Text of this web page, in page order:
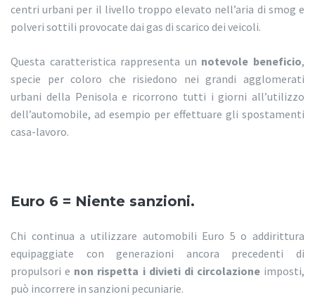
centri urbani per il livello troppo elevato nell’aria di smog e
polveri sottili provocate dai gas di scarico dei veicoli.
Questa caratteristica rappresenta un notevole beneficio,
specie per coloro che risiedono nei grandi agglomerati
urbani della Penisola e ricorrono tutti i giorni all’utilizzo
dell’automobile, ad esempio per effettuare gli spostamenti
casa-lavoro.
Euro 6 = Niente sanzioni.
Chi continua a utilizzare automobili Euro 5 o addirittura
equipaggiate con generazioni ancora precedenti di
propulsori e non rispetta i divieti di circolazioneimposti,
può incorrere in sanzioni pecuniarie.